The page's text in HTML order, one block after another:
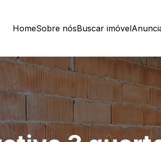
HomeSobre nósBuscar imóvel